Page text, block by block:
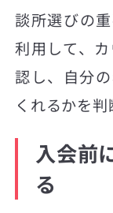
談所選びの
利用して、
認し、自分
くれるかを判
入会前
る